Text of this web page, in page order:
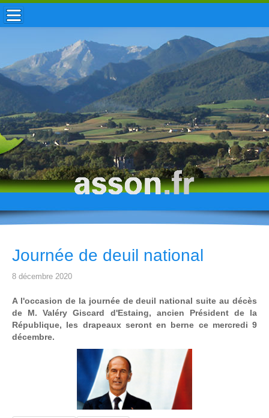
ACCUEIL / INFOS
MUNICIPALITÉ
VIE LOCALE
ENFANCE
TOURISME
HISTOIRE
Journée de deuil national
8 décembre 2020
A l'occasion de la journée de deuil national suite au décès
de M. Valéry Giscard d'Estaing, ancien Président de la
République, les drapeaux seront en berne ce mercredi 9
décembre.